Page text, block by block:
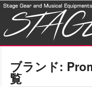
ブランド:
覧